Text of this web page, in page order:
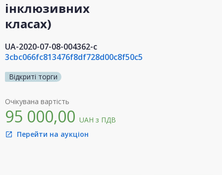
інклюзивних
класах)
UA-2020-07-08-004362-c
3cbc066fc813476f8df728d00c8f50c5
Відкриті торги
Очікувана вартість
95 000,00 UAH з ПДВ
open_in_new Перейти на аукціон